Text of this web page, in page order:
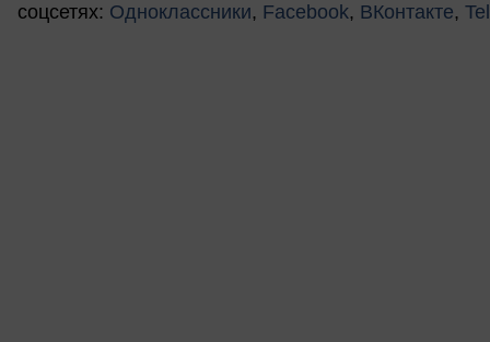
соцсетях: Одноклассники, Facebook, ВКонтакте,